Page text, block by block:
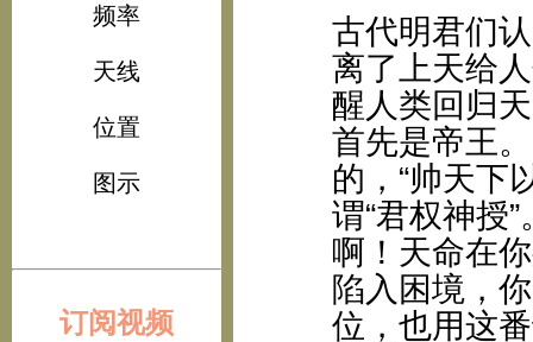
频率
天线
位置
图示
订阅视频
古代明君们
离了上天给
醒人类回归
首先是帝王
的，“帅天下
谓“君权神授
啊！天命在
陷入困境，
位，也用这